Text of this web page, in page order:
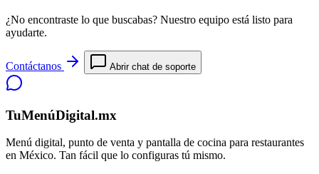
¿No encontraste lo que buscabas? Nuestro equipo está listo para
ayudarte.
Contáctanos Abrir chat de soporte
TuMenúDigital.mx
Menú digital, punto de venta y pantalla de cocina para restaurantes
en México. Tan fácil que lo configuras tú mismo.